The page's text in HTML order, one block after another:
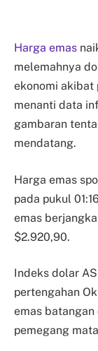
Harga emas
melemahnya
ekonomi akibat
menanti data
gambaran
mendatang.
Harga emas
pada pukul
emas
$2.920,90.
Indeks dolar
pertengahan
emas
pemegang